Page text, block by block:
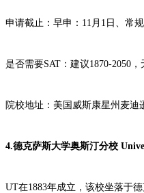
申请截止：早申：11月1日、常
是否需要SAT：建议1870-2050
院校地址：美国威斯康星州麦迪
4.德克萨斯大学奥斯汀分校
UT在1883年成立，该校坐落于